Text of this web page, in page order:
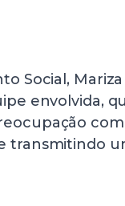
Social,
envolvida,
transmitindo